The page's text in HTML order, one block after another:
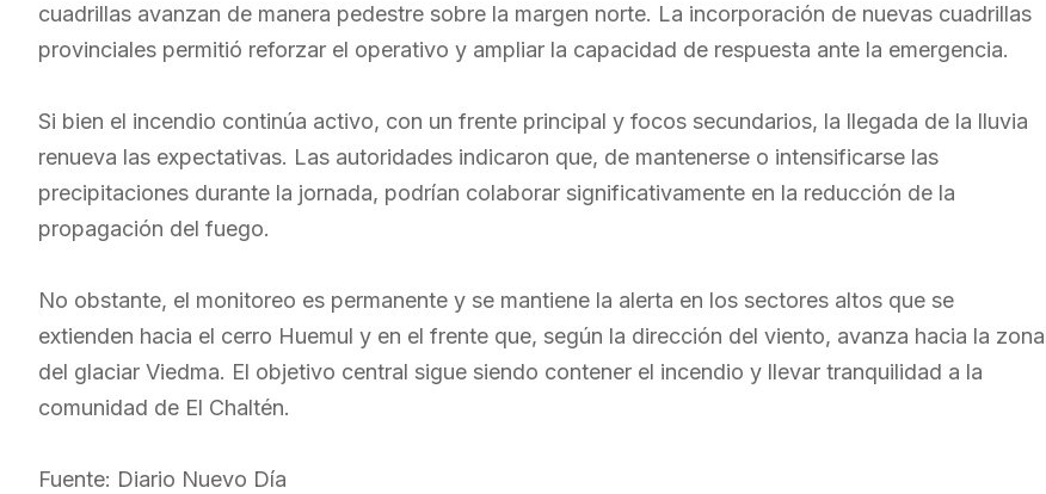
cuadrillas avanzan de manera pedestre sobre la margen norte. La incorporación de nuevas cuadrillas
provinciales permitió reforzar el operativo y ampliar la capacidad de respuesta ante la emergencia.
Si bien el incendio continúa activo, con un frente principal y focos secundarios, la llegada de la lluvia
renueva las expectativas. Las autoridades indicaron que, de mantenerse o intensificarse las
precipitaciones durante la jornada, podrían colaborar significativamente en la reducción de la
propagación del fuego.
No obstante, el monitoreo es permanente y se mantiene la alerta en los sectores altos que se
extienden hacia el cerro Huemul y en el frente que, según la dirección del viento, avanza hacia la zona
del glaciar Viedma. El objetivo central sigue siendo contener el incendio y llevar tranquilidad a la
comunidad de El Chaltén.
Fuente: Diario Nuevo Día